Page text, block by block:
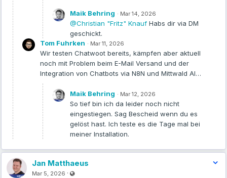
Demo‑Instanz
Unter https://kisupport24.deläuft aktuell eine
Chatwoot‑Demoinstanz in unserem Container Hosting. Derzeit
testet eine Agentur das System; sobald der Test abgeschlossen
ist, kann ich den Demo‑Zugang bei Interesse gerne weitergeben.
Vielleicht ist das ja auch ein Produkt, das ihr in euer Portfolio
aufnehmen und an eure Kunden weiterverkaufen könnt.
Bei Fragen meldet euch.
Maik
Maik Behring · Mar 14, 2026
@Christian "Fritz" Knauf Habs dir via DM
geschickt.
Tom Fuhrken · Mar 11, 2026
Wir testen Chatwoot bereits, kämpfen aber aktuell
noch mit Problem beim E-Mail Versand und der
Integration von Chatbots via N8N und Mittwald AI…
Maik Behring · Mar 12, 2026
So tief bin ich da leider noch nicht
eingestiegen. Sag Bescheid wenn du es
gelöst hast. Ich teste es die Tage mal bei
meiner Installation.
Jan Matthaeus
Mar 5, 2026 ·